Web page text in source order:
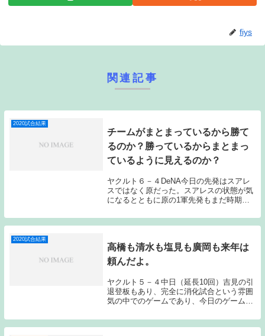
fiys
関連記事
2020試合結果
チームがまとまっているから勝て
るのか？勝っているからまとまっ
ているように見えるのか？
ヤクルト６－４DeNA今日の先発はスアレ
スではなく原だった。スアレスの状態が気
になるとともに原の1軍先発もまだ時期尚
の３失点以降は何とか粘り、５回３失点で
勝ち投手となった。「勝てない投手」、
2020試合結果
高橋も清水も塩見も廣岡も来年は
頼んだよ。
ヤクルト５－４中日（延長10回）吉見の引
退登板もあり、完全に消化試合という雰囲
気の中でのゲームであり、今日のゲームの
ムとなった。タイトルに名前を入れさせて
もらった選手は来シーズン以降のヤクルト